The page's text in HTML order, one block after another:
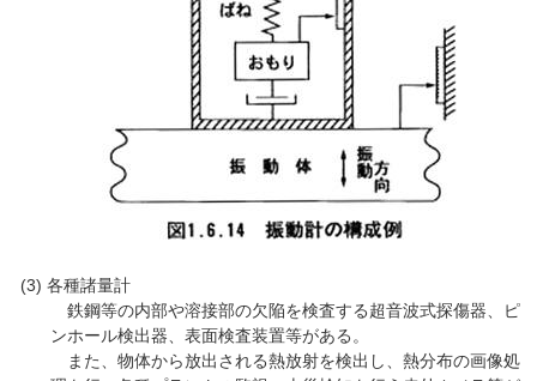
各種諸量計
鉄鋼等の内部や溶接部の欠陥を検査する超音波式探傷器、ピ
ンホール検出器、表面検査装置等がある。
また、物体から放出される熱放射を検出し、熱分布の画像処